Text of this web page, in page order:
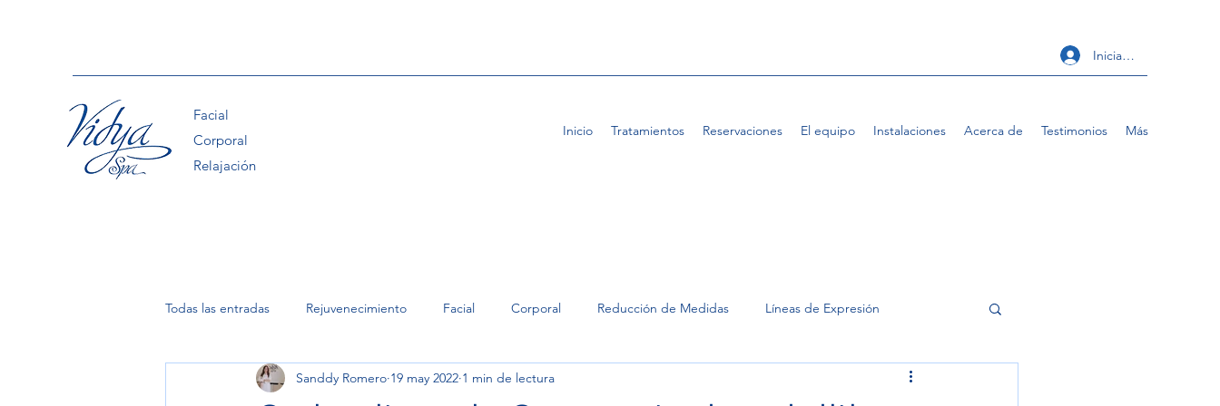
Iniciar sesión
Facial
Corporal
Relajación
Inicio Tratamientos Reservaciones El equipo Instalaciones Acerca de Testimonios Más
Todas las entradas Rejuvenecimiento Facial Corporal Reducción de Medidas Líneas de Expresión
Exilis Ultra 360 Flacidez Muscular Eliminación de Estrías
Sanddy Romero 19 may 2022 1 min de lectura